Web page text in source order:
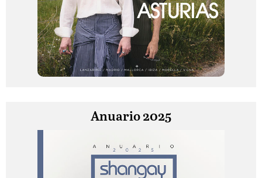
Anuario 2025